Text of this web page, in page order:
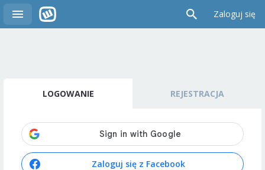
Zaloguj się
LOGOWANIE REJESTRACJA
Zaloguj się z Facebook